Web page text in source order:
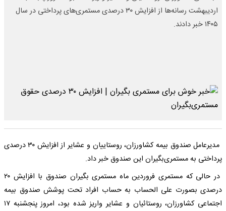
اردیبهشت رسانه‌ها از افزایش ۳۰ درصدی مستمری‌های پرداختی در سال
۱۴۰۵ خبر دادند.
مدیرعامل صندوق بیمه کشاورزان، روستاییان و عشایر از افزایش ۳۰ درصدی
پرداختی به مستمری‌بگیران این صندوق خبر داد.
در حالی که مستمری فروردین ماه مستمری بگیران صندوق با افزایش ۲۰
درصدی بصورت علی الحساب به حساب افراد تحت پوشش صندوق بیمه
اجتماعی کشاورزان، روستائیان و عشایر واریز شده بود، امروز پنجشنبه ۱۷